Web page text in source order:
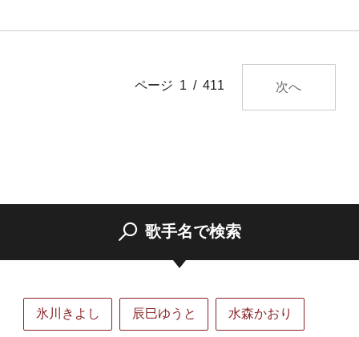
ページ 1 / 411 次へ
歌手名で検索
氷川きよし 辰巳ゆうと 水森かおり